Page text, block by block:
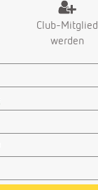
Club-Mitglied
werden